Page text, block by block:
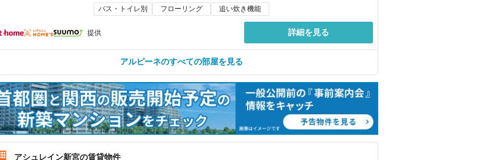
バス・トイレ別 フローリング 追い炊き機能
提供 詳細を見る
アルピーネのすべての部屋を見る
アシュレイン新宮の賃貸物件